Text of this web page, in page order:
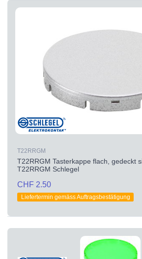
T22RRGM
T22RRGM Tasterkappe flach, gedeckt
T22RRGM Schlegel
CHF 2.50
Liefertermin gemäss Auftragsbestätigung